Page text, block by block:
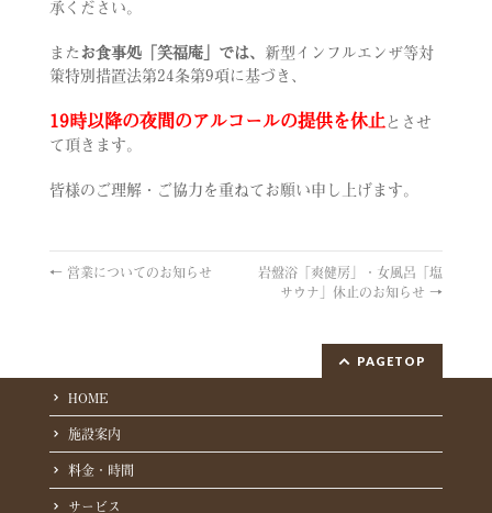
承ください。
またお食事処「笑福庵」では、 新型インフルエンザ等対
策特別措置法第24条第9項に基づき、
19時以降の夜間のアルコールの提供を休止とさせ
て頂きます。
皆様のご理解・ご協力を重ねてお願い申し上げます。
← 営業についてのお知らせ
岩盤浴「爽健房」・女風呂「塩
サウナ」休止のお知らせ →
PAGETOP
HOME
施設案内
料金・時間
サービス